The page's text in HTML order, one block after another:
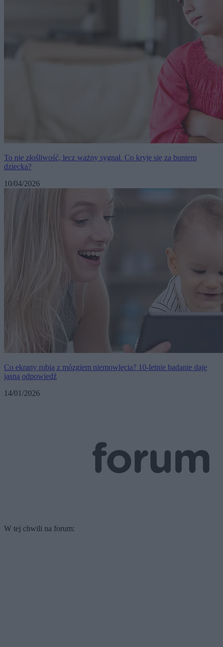
To nie złośliwość, lecz ważny sygnał. Co kryje się za buntem
dziecka?
10/04/2026
Co ekrany robią z mózgiem niemowlęcia? 10-letnie badanie daje
jasną odpowiedź
14/01/2026
W tej chwili na forum: